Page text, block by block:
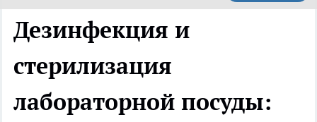
Дезинфекция и
стерилизация
лабораторной посуды: